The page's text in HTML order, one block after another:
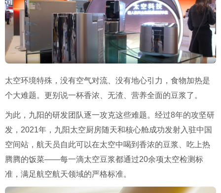
太空环境特殊，没有空气对流、没有地心引力，食物加热是
个大难题。更别说一杯香浓、无渣、营养全面的豆浆了。
为此，九阳的研发团队逐一攻克这些难题。经过8年的攻坚研
发，2021年，九阳太空厨房随天和核心舱成功发射入驻中国
空间站，航天员自此可以在太空中喝到香浓的豆浆、吃上热
腾腾的饭菜——每一滴太空豆浆都通过20余项太空检测标
准，满足航空航天领域的严格标准。